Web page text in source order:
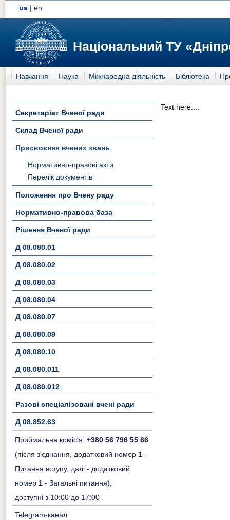
ua |en
Національний ТУ
Навчання Наука Міжнародна діяльність Бібліотека
Секретаріат Вченої ради
Склад Вченої ради
Присвоєння вчених звань
Нормативно-правові акти
Перелік документів
Положення про Вчену раду
Нормативно-правова база
Рішення Вченої ради
Д 08.080.01
Д 08.080.02
Д 08.080.03
Д 08.080.04
Д 08.080.07
Д 08.080.09
Д 08.080.10
Д 08.080.011
Д 08.080.012
Разові спеціалізовані вчені ради
Д 08.852.63
Приймальна комісія: +380 56 796 55 66
(після з'єднання, додатковий номер 1 -
Питання вступу, далі - додатковий
номер 1 - Загальні питання),
доступні з 10:00 до 17:00
Telegram-канал
Text here....